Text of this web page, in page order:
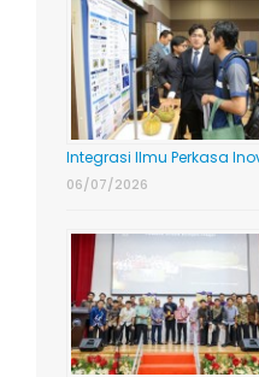
Integrasi Ilmu Perkasa
06/07/2026